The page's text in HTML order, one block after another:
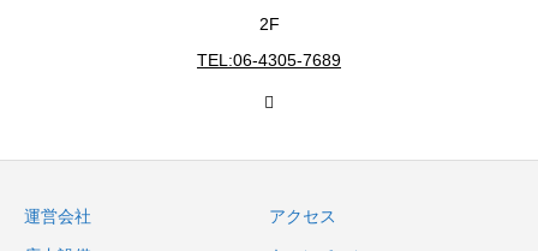
2F
TEL:06-4305-7689
運営会社 アクセス